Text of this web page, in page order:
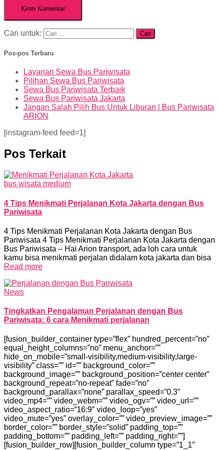
Cari untuk:
Pos-pos Terbaru
Layanan Sewa Bus Pariwisata
Pilihan Sewa Bus Pariwisata
Sewa Bus Pariwisata Terbaik
Sewa Bus Pariwisata Jakarta
Jangan Salah Pilih Bus Untuk Liburan | Bus Pariwisata
ARION
[instagram-feed feed=1]
Pos Terkait
bus wisata medium
4 Tips Menikmati Perjalanan Kota Jakarta dengan Bus
Pariwisata
4 Tips Menikmati Perjalanan Kota Jakarta dengan Bus
Pariwisata 4 Tips Menikmati Perjalanan Kota Jakarta dengan
Bus Pariwisata – Hai Arion transport, ada loh cara untuk
kamu bisa menikmati perjalan didalam kota jakarta dan bisa
Read more
News
Tingkatkan Pengalaman Perjalanan dengan Bus
Pariwisata: 6 cara Menikmati perjalanan
[fusion_builder_container type=”flex” hundred_percent=”no”
equal_height_columns=”no” menu_anchor=””
hide_on_mobile=”small-visibility,medium-visibility,large-
visibility” class=”” id=”” background_color=””
background_image=”” background_position=”center center”
background_repeat=”no-repeat” fade=”no”
background_parallax=”none” parallax_speed=”0.3″
video_mp4=”” video_webm=”” video_ogv=”” video_url=””
video_aspect_ratio=”16:9″ video_loop=”yes”
video_mute=”yes” overlay_color=”” video_preview_image=””
border_color=”” border_style=”solid” padding_top=””
padding_bottom=”” padding_left=”” padding_right=””]
[fusion_builder_row][fusion_builder_column type=”1_1″